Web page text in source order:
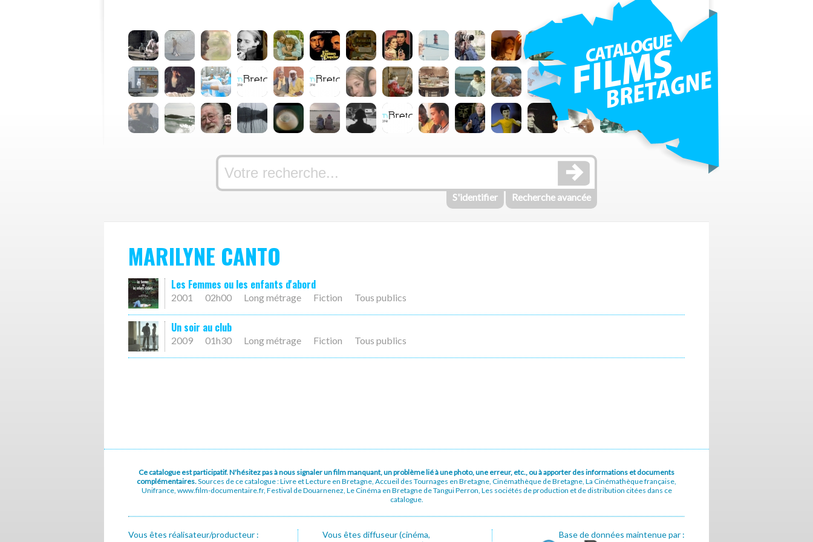
S'identifier Recherche avancée
MARILYNE CANTO
Les Femmes ou les enfants d'abord
2001 02h00 Long métrage Fiction Tous publics
Un soir au club
2009 01h30 Long métrage Fiction Tous publics
Ce catalogue est participatif. N'hésitez pas à nous signaler un film manquant, un problème lié à une photo, une erreur, etc., ou à apporter des informations et documents
complémentaires.Sources de ce catalogue : Livre et Lecture en Bretagne, Accueil des Tournages en Bretagne, Cinémathèque de Bretagne, La Cinémathèque française,
Unifrance, www.film-documentaire.fr, Festival de Douarnenez, Le Cinéma en Bretagne de Tangui Perron, Les sociétés de production et de distribution citées dans ce
catalogue.
Vous êtes réalisateur/producteur :
Vous êtes diffuseur (cinéma,
Base de données maintenue par :